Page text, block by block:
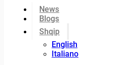
News
Blogs
Shqip
English
Italiano